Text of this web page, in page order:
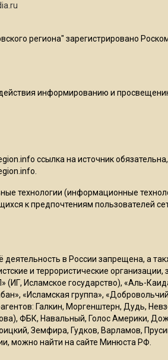
региона" зарегистрировано
информированию и
ссылка на источник
технологии (информационные
к предпочтениям пользователей
деятельность в России запрещена, а
и террористические
(ИГ, Исламское государство), «Аль-
«Исламская группа»,
Галкин, Моргенштерн, Дудь,
ФБК, Навальный, Голос Америки,
Земфира, Гудков, Варламов,
можно найти на сайте Минюста РФ.